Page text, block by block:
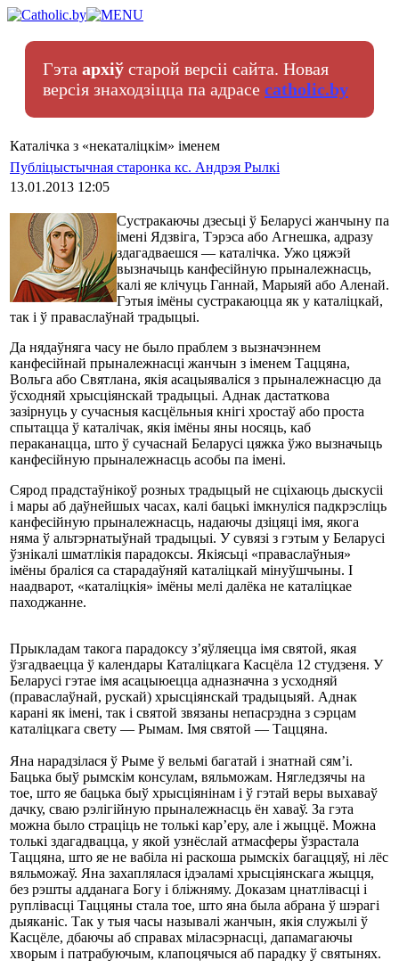
Гэта архіў старой версіі сайта. Новая
версія знаходзіцца па адрасе catholic.by
Каталічка з «некаталіцкім» іменем
Публіцыстычная старонка кс. Андрэя Рылкі
13.01.2013 12:05
Сустракаючы дзесьці ў Беларусі жанчыну па
імені Ядзвіга, Тэрэса або Агнешка, адразу
здагадваешся — каталічка. Ужо цяжэй
вызначыць канфесійную прыналежнасць,
калі яе клічуць Ганнай, Марыяй або Аленай.
Гэтыя імёны сустракаюцца як у каталіцкай,
так і ў праваслаўнай традыцыі.
Да нядаўняга часу не было праблем з вызначэннем
канфесійнай прыналежнасці жанчын з іменем Таццяна,
Вольга або Святлана, якія асацыяваліся з прыналежнасцю да
ўсходняй хрысціянскай традыцыі. Аднак дастаткова
зазірнуць у сучасныя касцёльныя кнігі хростаў або проста
спытацца ў каталічак, якія імёны яны носяць, каб
пераканацца, што ў сучаснай Беларусі цяжка ўжо вызначыць
канфесійную прыналежнасць асобы па імені.
Сярод прадстаўнікоў розных традыцый не сціхаюць дыскусіі
і мары аб даўнейшых часах, калі бацькі імкнуліся падкрэсліць
канфесійную прыналежнасць, надаючы дзіцяці імя, якога
няма ў альтэрнатыўнай традыцыі. У сувязі з гэтым у Беларусі
ўзнікалі шматлікія парадоксы. Якіясьці «праваслаўныя»
імёны браліся са старадаўняй каталіцкай мінуўшчыны. І
наадварот, «каталіцкія» імёны мелі далёка не каталіцкае
паходжанне.
Прыкладам такога парадоксу з’яўляецца імя святой, якая
ўзгадваецца ў календары Каталіцкага Касцёла 12 студзеня. У
Беларусі гэтае імя асацыюецца адназначна з усходняй
(праваслаўнай, рускай) хрысціянскай традыцыяй. Аднак
карані як імені, так і святой звязаны непасрэдна з сэрцам
каталіцкага свету — Рымам. Імя святой — Таццяна.
Яна нарадзілася ў Рыме ў вельмі багатай і знатнай сям’і.
Бацька быў рымскім консулам, вяльможам. Нягледзячы на
тое, што яе бацька быў хрысціянінам і ў гэтай веры выхаваў
дачку, сваю рэлігійную прыналежнасць ён хаваў. За гэта
можна было страціць не толькі кар’еру, але і жыццё. Можна
толькі здагадвацца, у якой узнёслай атмасферы ўзрастала
Таццяна, што яе не вабіла ні раскоша рымскіх багаццяў, ні лёс
вяльможаў. Яна захаплялася ідэаламі хрысціянскага жыцця,
без рэшты адданага Богу і бліжняму. Доказам цнатлівасці і
руплівасці Таццяны стала тое, што яна была абрана ў шэрагі
дыяканіс. Так у тыя часы называлі жанчын, якія служылі ў
Касцёле, дбаючы аб справах міласэрнасці, дапамагаючы
хворым і патрабуючым, клапоцячыся аб парадку ў святынях.